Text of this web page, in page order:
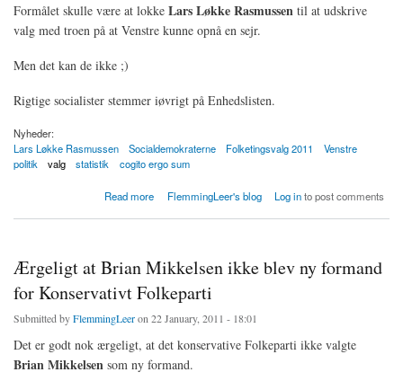
Formålet skulle være at lokke Lars Løkke Rasmussen til at udskrive
valg med troen på at Venstre kunne opnå en sejr.
Men det kan de ikke ;)
Rigtige socialister stemmer iøvrigt på Enhedslisten.
Nyheder:
Lars Løkke Rasmussen
Socialdemokraterne Folketingsvalg 2011
Venstre
politik
valg statistik cogito ergo sum
Read more
about Rygter om taktik fra socialdemokratiske vælgere i meningsmålinger
FlemmingLeer's blog Log into post comments
Ærgeligt at Brian Mikkelsen ikke blev ny formand
for Konservativt Folkeparti
Submitted byFlemmingLeeron 22 January, 2011 - 18:01
Det er godt nok ærgeligt, at det konservative Folkeparti ikke valgte
Brian Mikkelsen som ny formand.